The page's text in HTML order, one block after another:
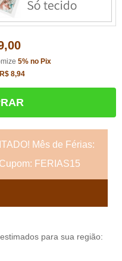
5% no Pix
R$ 8,94
Mês de Férias:
FERIAS15
para sua região: